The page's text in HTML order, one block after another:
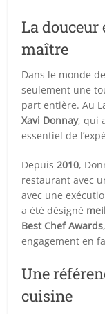
La douceur
maître
Dans le monde
seulement une
part entière. Au
Xavi Donnay, qui
essentiel de
Depuis2010,
restaurant avec
avec une
a été désigné
Best Chef Awards
engagement en
Une
cuisine